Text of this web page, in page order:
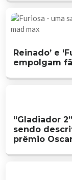
Reinado’ e
empolgam
“Gladiador
sendo
prêmio